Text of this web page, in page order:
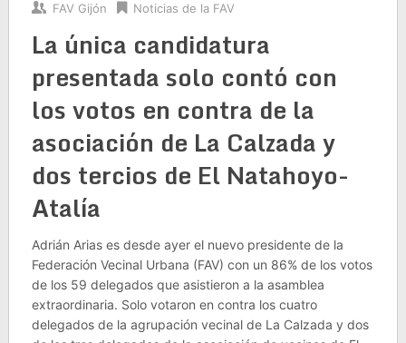
FAV Gijón Noticias de la FAV
La única candidatura
presentada solo contó con
los votos en contra de la
asociación de La Calzada y
dos tercios de El Natahoyo-
Atalía
Adrián Arias es desde ayer el nuevo presidente de la
Federación Vecinal Urbana (FAV) con un 86% de los votos
de los 59 delegados que asistieron a la asamblea
extraordinaria. Solo votaron en contra los cuatro
delegados de la agrupación vecinal de La Calzada y dos